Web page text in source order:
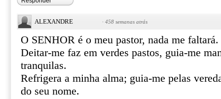
ALEXANDRE · 458 semanas atrás
O SENHOR é o meu pastor, nada me faltará.
Deitar-me faz em verdes pastos, guia-me
tranquilas.
Refrigera a minha alma; guia-me pelas
do seu nome.